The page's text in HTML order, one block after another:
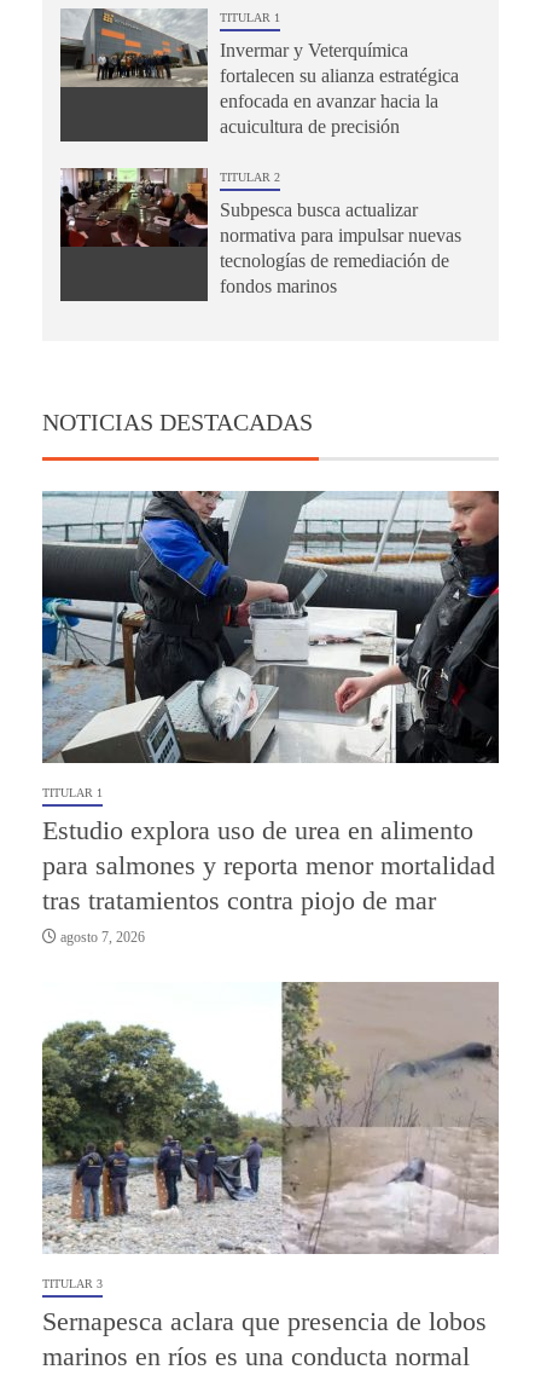
TITULAR 1
Invermar y Veterquímica
fortalecen su alianza estratégica
enfocada en avanzar hacia la
acuicultura de precisión
TITULAR 2
Subpesca busca actualizar
normativa para impulsar nuevas
tecnologías de remediación de
fondos marinos
NOTICIAS DESTACADAS
TITULAR 1
Estudio explora uso de urea en alimento
para salmones y reporta menor mortalidad
tras tratamientos contra piojo de mar
agosto 7, 2026
TITULAR 3
Sernapesca aclara que presencia de lobos
marinos en ríos es una conducta normal